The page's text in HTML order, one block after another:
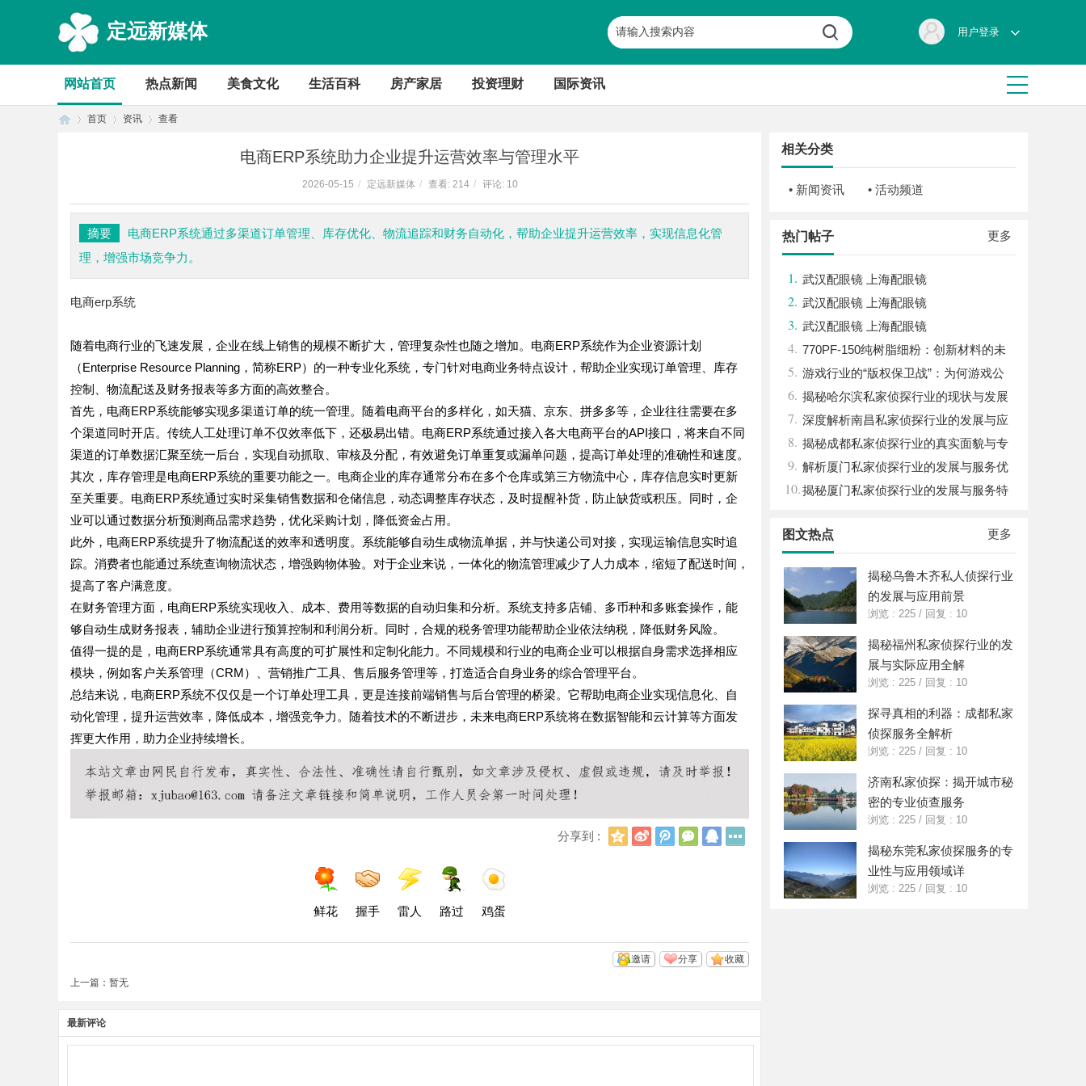
定远新媒体 用户登录
网站首页 热点新闻 美食文化 生活百科 房产家居 投资理财 国际资讯
首页 资讯 查看
电商ERP系统助力企业提升运营效率与管理水平
2026-05-15 / 定远新媒体 / 查看: 214 / 评论: 10
摘要
电商ERP系统通过多渠道订单管理、库存优化、物流追踪和财务自动化，帮助企业提升运营效率，实现信息化管
理，增强市场竞争力。
电商erp系统
随着电商行业的飞速发展，企业在线上销售的规模不断扩大，管理复杂性也随之增加。电商ERP系统作为企业资源计划
（Enterprise Resource Planning，简称ERP）的一种专业化系统，专门针对电商业务特点设计，帮助企业实现订单管理、库存
控制、物流配送及财务报表等多方面的高效整合。
首先，电商ERP系统能够实现多渠道订单的统一管理。随着电商平台的多样化，如天猫、京东、拼多多等，企业往往需要在多
个渠道同时开店。传统人工处理订单不仅效率低下，还极易出错。电商ERP系统通过接入各大电商平台的API接口，将来自不同
渠道的订单数据汇聚至统一后台，实现自动抓取、审核及分配，有效避免订单重复或漏单问题，提高订单处理的准确性和速度。
其次，库存管理是电商ERP系统的重要功能之一。电商企业的库存通常分布在多个仓库或第三方物流中心，库存信息实时更新
至关重要。电商ERP系统通过实时采集销售数据和仓储信息，动态调整库存状态，及时提醒补货，防止缺货或积压。同时，企
业可以通过数据分析预测商品需求趋势，优化采购计划，降低资金占用。
此外，电商ERP系统提升了物流配送的效率和透明度。系统能够自动生成物流单据，并与快递公司对接，实现运输信息实时追
踪。消费者也能通过系统查询物流状态，增强购物体验。对于企业来说，一体化的物流管理减少了人力成本，缩短了配送时间，
提高了客户满意度。
在财务管理方面，电商ERP系统实现收入、成本、费用等数据的自动归集和分析。系统支持多店铺、多币种和多账套操作，能
够自动生成财务报表，辅助企业进行预算控制和利润分析。同时，合规的税务管理功能帮助企业依法纳税，降低财务风险。
值得一提的是，电商ERP系统通常具有高度的可扩展性和定制化能力。不同规模和行业的电商企业可以根据自身需求选择相应
模块，例如客户关系管理（CRM）、营销推广工具、售后服务管理等，打造适合自身业务的综合管理平台。
总结来说，电商ERP系统不仅仅是一个订单处理工具，更是连接前端销售与后台管理的桥梁。它帮助电商企业实现信息化、自
动化管理，提升运营效率，降低成本，增强竞争力。随着技术的不断进步，未来电商ERP系统将在数据智能和云计算等方面发
挥更大作用，助力企业持续增长。
分享到 :
Q
新
浪
腾
讯
微
信
Q
鲜花 握手 雷人 路过 鸡蛋
收藏
分享
邀请
上一篇：暂无
最新评论
相关分类
• 新闻资讯 • 活动频道
更多
热门帖子
1. 武汉配眼镜 上海配眼镜
2. 武汉配眼镜 上海配眼镜
3. 武汉配眼镜 上海配眼镜
4. 770PF-150纯树脂细粉：创新材料的未
来
5. 游戏行业的“版权保卫战”：为何游戏公
司离不开版权律师
6. 揭秘哈尔滨私家侦探行业的现状与发展
趋势
7. 深度解析南昌私家侦探行业的发展与应
用现状
8. 揭秘成都私家侦探行业的真实面貌与专
业服务
9. 解析厦门私家侦探行业的发展与服务优
势全面指南
10.揭秘厦门私家侦探行业的发展与服务特
更多
图文热点
揭秘乌鲁木齐私人侦探行业
的发展与应用前景
浏览 : 225 / 回复 : 10
揭秘福州私家侦探行业的发
展与实际应用全解
浏览 : 225 / 回复 : 10
探寻真相的利器：成都私家
侦探服务全解析
浏览 : 225 / 回复 : 10
济南私家侦探：揭开城市秘
密的专业侦查服务
浏览 : 225 / 回复 : 10
揭秘东莞私家侦探服务的专
业性与应用领域详
浏览 : 225 / 回复 : 10